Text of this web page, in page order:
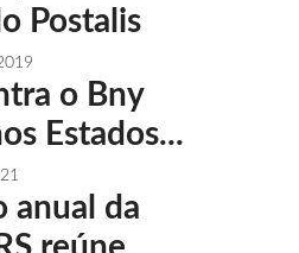
Postalis
o Bny
Estados...
anual da